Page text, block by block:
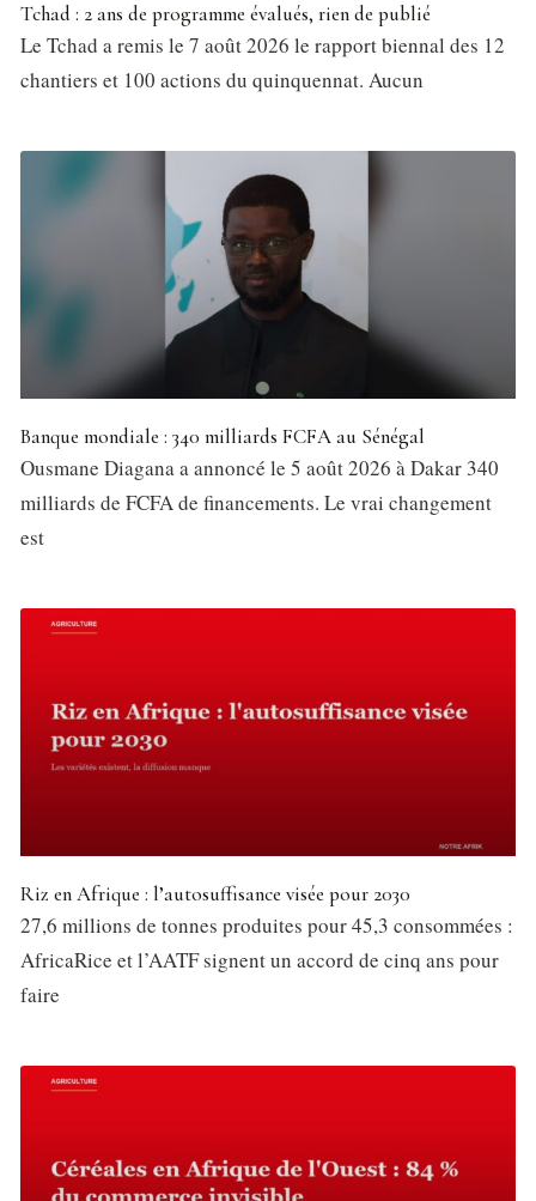
Tchad : 2 ans de programme évalués, rien de publié
Le Tchad a remis le 7 août 2026 le rapport biennal des 12
chantiers et 100 actions du quinquennat. Aucun
Banque mondiale : 340 milliards FCFA au Sénégal
Ousmane Diagana a annoncé le 5 août 2026 à Dakar 340
milliards de FCFA de financements. Le vrai changement
est
Riz en Afrique : l’autosuffisance visée pour 2030
27,6 millions de tonnes produites pour 45,3 consommées :
AfricaRice et l’AATF signent un accord de cinq ans pour
faire